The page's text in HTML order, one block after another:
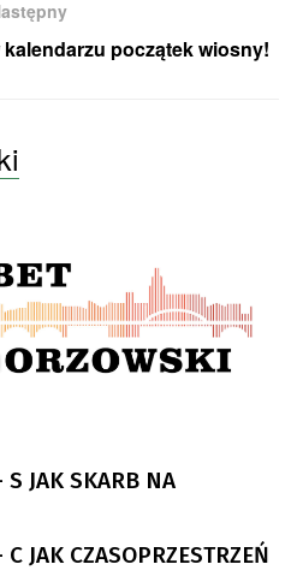
początek wiosny!
JAK SKARB NA
CZASOPRZESTRZEŃ